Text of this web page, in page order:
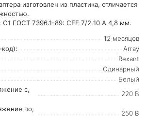
изготовлен из пластика, отличается
C1 ГОСТ 7396.1-89: CEE 7/2 10 A 4,8 мм.
12 месяцев
код):
Array
Rexant
Одинарный
Белый
с,
220 В
по,
250 В